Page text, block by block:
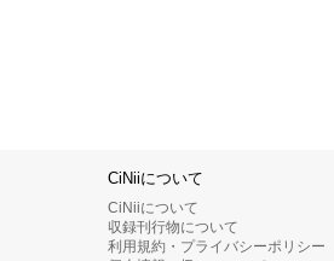
CiNiiについて
CiNiiについて
収録刊行物について
利用規約・プライバシーポリシー